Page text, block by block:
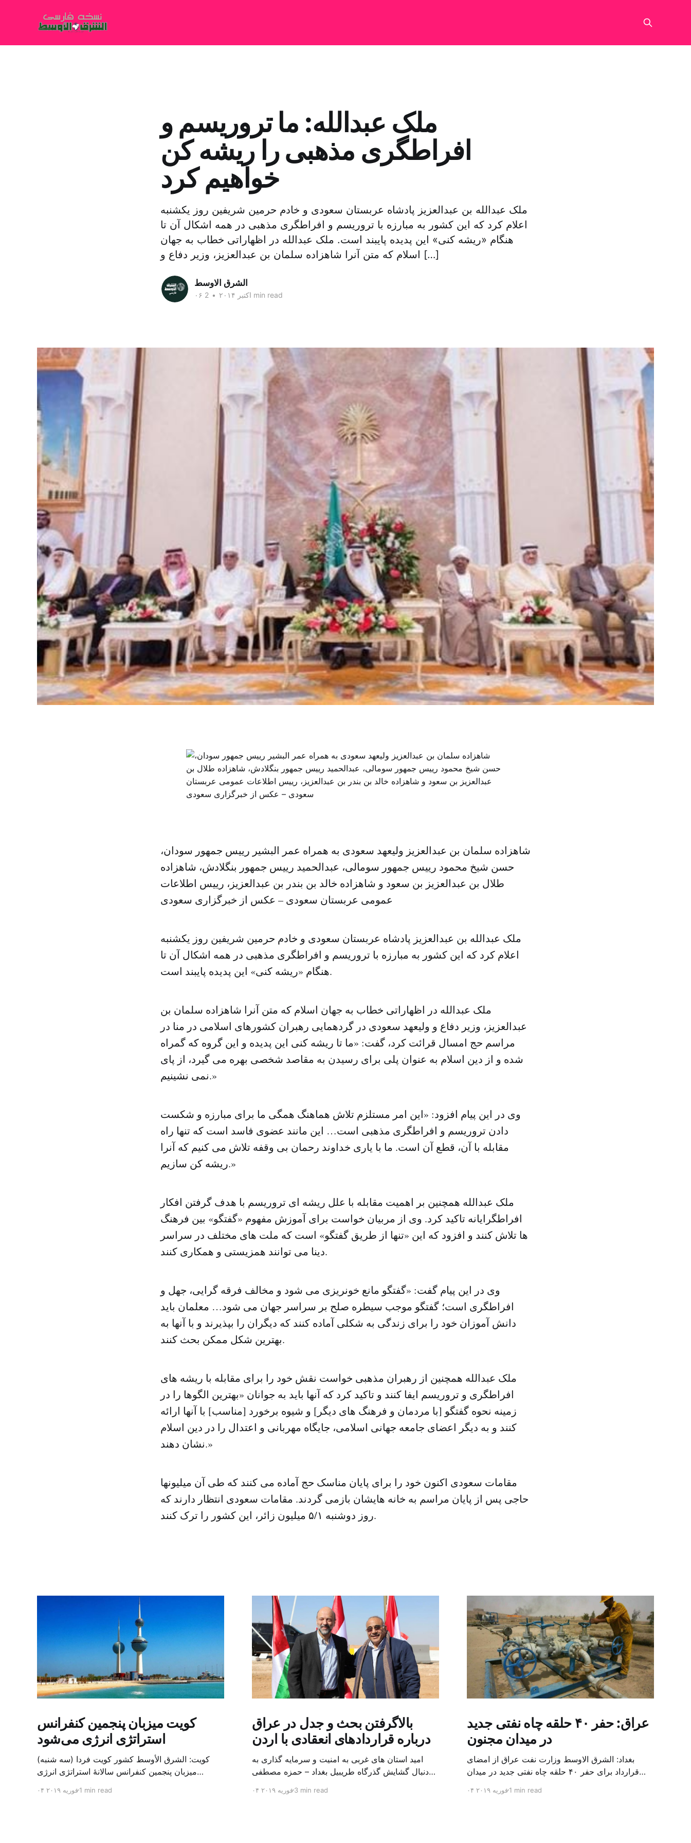
ملک عبدالله: ما تروریسم و
افراطگری مذهبی را ریشه کن
خواهیم کرد
ملک عبدالله بن عبدالعزیز پادشاه عربستان سعودی و خادم حرمین شریفین روز یکشنبه
اعلام کرد که این کشور به مبارزه با تروریسم و افراطگری مذهبی در همه اشکال آن تا
هنگام «ریشه کنی» این پدیده پایبند است. ملک عبدالله در اظهاراتی خطاب به جهان
اسلام که متن آنرا شاهزاده سلمان بن عبدالعزیز، وزیر دفاع و […]
الشرق الاوسط
۰۶ اکتبر ۲۰۱۴ • 2 min read
شاهزاده سلمان بن عبدالعزیز ولیعهد سعودی به همراه عمر البشیر رییس جمهور سودان،
حسن شیخ محمود رییس جمهور سومالی، عبدالحمید رییس جمهور بنگلادش، شاهزاده
طلال بن عبدالعزیز بن سعود و شاهزاده خالد بن بندر بن عبدالعزیز، رییس اطلاعات
عمومی عربستان سعودی – عکس از خبرگزاری سعودی
ملک عبدالله بن عبدالعزیز پادشاه عربستان سعودی و خادم حرمین شریفین روز یکشنبه
اعلام کرد که این کشور به مبارزه با تروریسم و افراطگری مذهبی در همه اشکال آن تا
هنگام «ریشه کنی» این پدیده پایبند است.
ملک عبدالله در اظهاراتی خطاب به جهان اسلام که متن آنرا شاهزاده سلمان بن
عبدالعزیز، وزیر دفاع و ولیعهد سعودی در گردهمایی رهبران کشورهای اسلامی در منا در
مراسم حج امسال قرائت کرد، گفت: «ما تا ریشه کنی این پدیده و این گروه که گمراه
شده و از دین اسلام به عنوان پلی برای رسیدن به مقاصد شخصی بهره می گیرد، از پای
نمی نشینیم.»
وی در این پیام افزود: «این امر مستلزم تلاش هماهنگ همگی ما برای مبارزه و شکست
دادن تروریسم و افراطگری مذهبی است… این مانند عضوی فاسد است که تنها راه
مقابله با آن، قطع آن است. ما با یاری خداوند رحمان بی وقفه تلاش می کنیم که آنرا
ریشه کن سازیم.»
ملک عبدالله همچنین بر اهمیت مقابله با علل ریشه ای تروریسم با هدف گرفتن افکار
افراطگرایانه تاکید کرد. وی از مربیان خواست برای آموزش مفهوم «گفتگو» بین فرهنگ
ها تلاش کنند و افزود که این «تنها از طریق گفتگو» است که ملت های مختلف در سراسر
دینا می توانند همزیستی و همکاری کنند.
وی در این پیام گفت: «گفتگو مانع خونریزی می شود و مخالف فرقه گرایی، جهل و
افراطگری است؛ گفتگو موجب سیطره صلح بر سراسر جهان می شود… معلمان باید
دانش آموزان خود را برای زندگی به شکلی آماده کنند که دیگران را بپذیرند و با آنها به
بهترین شکل ممکن بحث کنند.
ملک عبدالله همچنین از رهبران مذهبی خواست نقش خود را برای مقابله با ریشه های
افراطگری و تروریسم ایفا کنند و تاکید کرد که آنها باید به جوانان «بهترین الگوها را در
زمینه نحوه گفتگو [با مردمان و فرهنگ های دیگر] و شیوه برخورد [مناسب] با آنها ارائه
کنند و به دیگر اعضای جامعه جهانی اسلامی، جایگاه مهربانی و اعتدال را در دین اسلام
نشان دهند.»
مقامات سعودی اکنون خود را برای پایان مناسک حج آماده می کنند که طی آن میلیونها
حاجی پس از پایان مراسم به خانه هایشان بازمی گردند. مقامات سعودی انتظار دارند که
روز دوشنبه ۵/۱ میلیون زائر، این کشور را ترک کنند.
کویت میزبان پنجمین کنفرانس
استراتژی انرژی می‌شود
کویت: الشرق الأوسط کشور کویت فردا (سه شنبه)
میزبان پنجمین کنفرانس سالانهٔ استراتژی انرژی
الشرق الاوسط، حدود ۳۰۰ متخصص از شرکت‌های
۰۴ فوریه ۲۰۱۹1 min read
بالاگرفتن بحث و جدل در عراق
درباره قراردادهای انعقادی با اردن
امید استان های غربی به امنیت و سرمایه گذاری به
دنبال گشایش گذرگاه طریبیل بغداد – حمزه مصطفی
طریبیل توسط عادل عبد المهدی نخست وزیر عراق و
۰۴ فوریه ۲۰۱۹3 min read
عراق: حفر ۴۰ حلقه چاه نفتی جدید
در میدان مجنون
بغداد: الشرق الاوسط وزارت نفت عراق از امضای
قرارداد برای حفر ۴۰ حلقه چاه نفتی جدید در میدان
محمد خضیر مدعامل شرکت حفاری عراق روز یکشنبه
۰۴ فوریه ۲۰۱۹1 min read